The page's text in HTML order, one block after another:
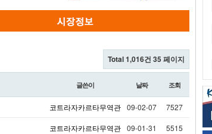
Total 1,016건 35 페이지
글쓴이 날짜 조회
코트라자카르타무역관 09-02-07 7527
코트라자카르타무역관 09-01-31 5515